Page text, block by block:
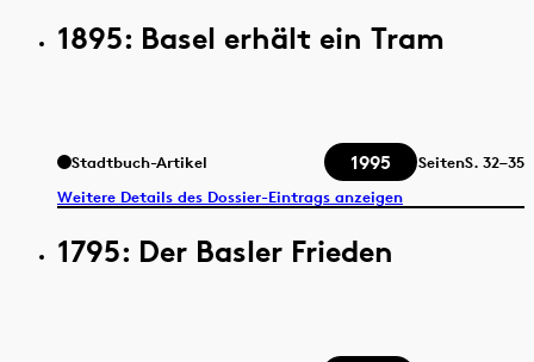
1895: Basel erhält ein Tram
Stadtbuch-Artikel 1995 SeitenS. 32–35
Weitere Details des Dossier-Eintrags anzeigen
1795: Der Basler Frieden